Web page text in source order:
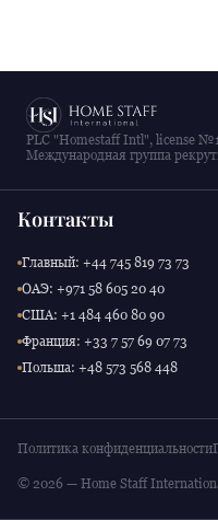
PLC "Homestaff Intl", license
Международная группа
Контакты
Главный: +44 745 819 73 73
ОАЭ: +971 58 605 20 40
США: +1 484 460 80 90
Франция: +33 7 57 69 07 73
Польша: +48 573 568 448
Политика конфиденциальности
© 2026 — Home Staff